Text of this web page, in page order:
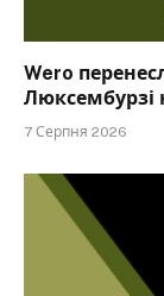
Wero
Люксембурзі
7 Серпня 2026